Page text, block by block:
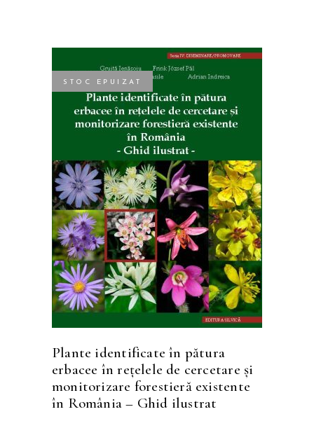
STOC EPUIZAT
CITEȘTE MAI MULT
Plante identificate în pătura
erbacee în rețelele de cercetare și
monitorizare forestieră existente
în România – Ghid ilustrat